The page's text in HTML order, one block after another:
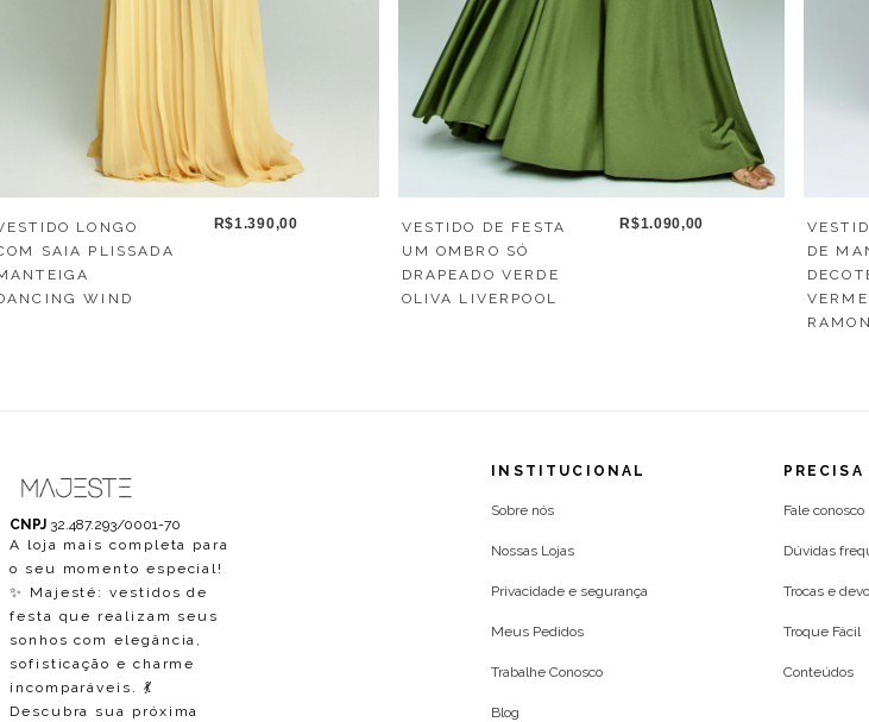
LONGO
SAIA PLISSADA
WIND
R$1.390,00
VESTIDO DE FESTA
UM OMBRO SÓ
DRAPEADO VERDE
OLIVA LIVERPOOL
R$1.090,00
DE
CNPJ 32.487.293/0001-70
A loja mais completa para
o seu momento especial!
✨ Majesté: vestidos de
festa que realizam seus
sonhos com elegância,
sofisticação e charme
incomparáveis. 💃
Descubra sua próxima
INSTITUCIONAL
Sobre nós
Nossas Lojas
Privacidade e segurança
Meus Pedidos
Trabalhe Conosco
Blog
PRECISA
Fale conosco
Dúvidas
Trocas e
Troque Fácil
Conteúdos